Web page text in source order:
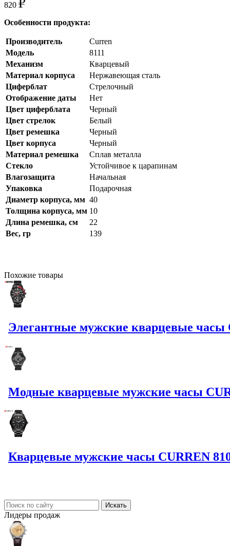
820
Особенности продукта:
Производитель
Curren
Модель
8111
Механизм
Кварцевый
Материал корпуса
Нержавеющая сталь
Циферблат
Стрелочный
Отображение даты
Нет
Цвет циферблата
Черный
Цвет стрелок
Белый
Цвет ремешка
Черный
Цвет корпуса
Черный
Материал ремешка
Сплав металла
Стекло
Устойчивое к царапинам
Влагозащита
Начальная
Упаковка
Подарочная
Диаметр корпуса, мм 40
Толщина корпуса, мм 10
Длина ремешка, см
22
Вес, гр
139
Похожие товары
Элегантные мужские кварцевые часы
Модные кварцевые мужские часы
Кварцевые мужские часы CURREN
Лидеры продаж